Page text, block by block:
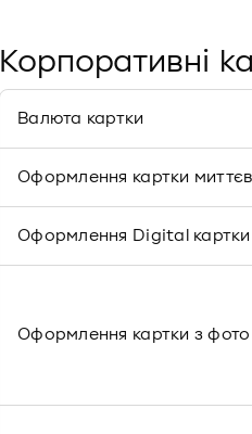
Корпоративні
Валюта картки
Оформлення картки
Оформлення Digital картки
Оформлення картки з